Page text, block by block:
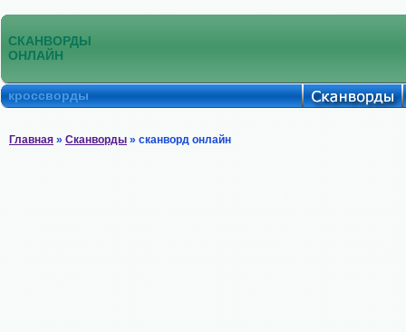
СКАНВОРДЫ
ОНЛАЙН
кроссворды
Главная » Сканворды » сканворд онлайн